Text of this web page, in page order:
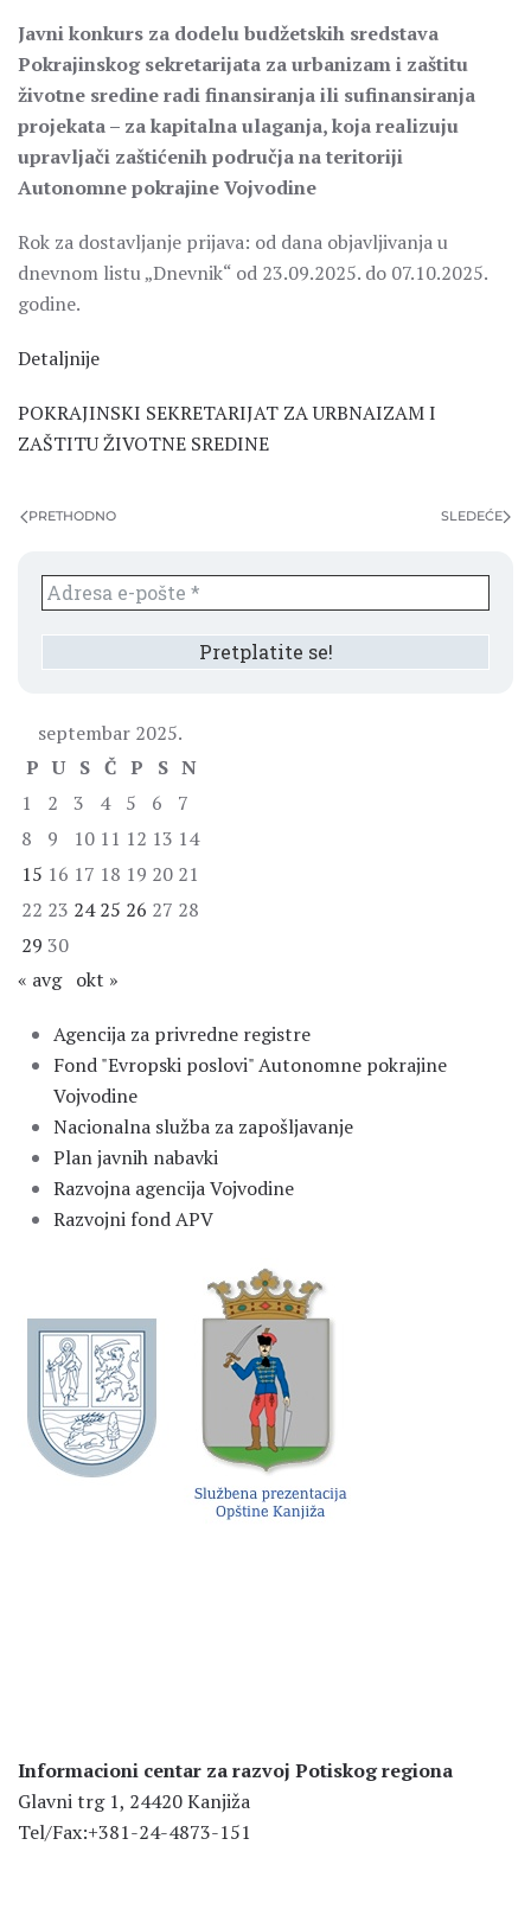
Javni konkurs za dodelu budžetskih sredstava
Pokrajinskog sekretarijata za urbanizam i zaštitu
životne sredine radi finansiranja ili sufinansiranja
projekata – za kapitalna ulaganja, koja realizuju
upravljači zaštićenih područja na teritoriji
Autonomne pokrajine Vojvodine
Rok za dostavljanje prijava: od dana objavljivanja u
dnevnom listu „Dnevnik“ od 23.09.2025. do 07.10.2025.
godine.
Detaljnije
POKRAJINSKI SEKRETARIJAT ZA URBNAIZAM I
ZAŠTITU ŽIVOTNE SREDINE
PRETHODNO SLEDEĆE
septembar 2025.
P U S Č P S N
1
2 3 4 5 6
7
8
9 10 11 12 13 14
15 16 17 18 19 20 21
22 23 24 25 26 27 28
29 30
« avg okt »
Agencija za privredne registre
Fond "Evropski poslovi" Autonomne pokrajine
Vojvodine
Nacionalna služba za zapošljavanje
Plan javnih nabavki
Razvojna agencija Vojvodine
Razvojni fond APV
Informacioni centar za razvoj Potiskog regiona
Glavni trg 1, 24420 Kanjiža
Tel/Fax:+381-24-4873-151